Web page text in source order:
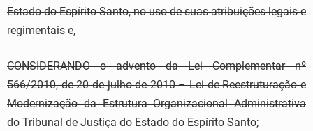
Estado do Espírito Santo, no uso de suas atribuições legais e
regimentais e,
CONSIDERANDO o advento da Lei Complementar nº
566/2010, de 20 de julho de 2010 – Lei de Reestruturação e
Modernização da Estrutura Organizacional Administrativa
do Tribunal de Justiça do Estado do Espírito Santo;